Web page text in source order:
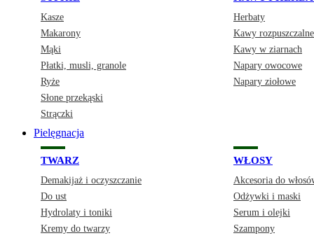
Kasze
Makarony
Mąki
Płatki, musli, granole
Ryże
Słone przekąski
Strączki
Herbaty
Kawy rozpuszczalne
Kawy w ziarnach
Napary owocowe
Napary ziołowe
Pielęgnacja
TWARZ
Demakijaż i oczyszczanie
Do ust
Hydrolaty i toniki
Kremy do twarzy
WŁOSY
Akcesoria do
Odżywki i maski
Serum i olejki
Szampony